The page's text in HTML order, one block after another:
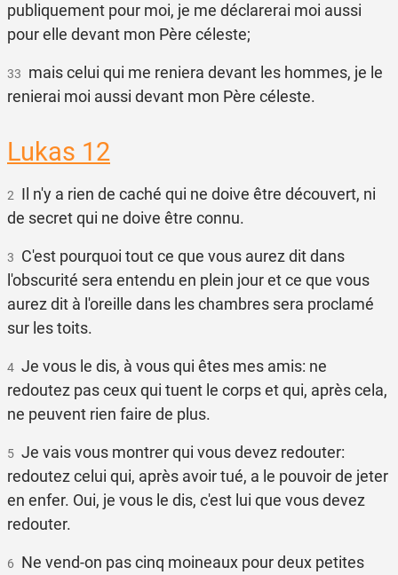
publiquement pour moi, je me déclarerai moi aussi
pour elle devant mon Père céleste;
33 mais celui qui me reniera devant les hommes, je le
renierai moi aussi devant mon Père céleste.
Lukas 12
2 Il n'y a rien de caché qui ne doive être découvert, ni
de secret qui ne doive être connu.
3 C'est pourquoi tout ce que vous aurez dit dans
l'obscurité sera entendu en plein jour et ce que vous
aurez dit à l'oreille dans les chambres sera proclamé
sur les toits.
4 Je vous le dis, à vous qui êtes mes amis: ne
redoutez pas ceux qui tuent le corps et qui, après cela,
ne peuvent rien faire de plus.
5 Je vais vous montrer qui vous devez redouter:
redoutez celui qui, après avoir tué, a le pouvoir de jeter
en enfer. Oui, je vous le dis, c'est lui que vous devez
redouter.
6 Ne vend-on pas cinq moineaux pour deux petites